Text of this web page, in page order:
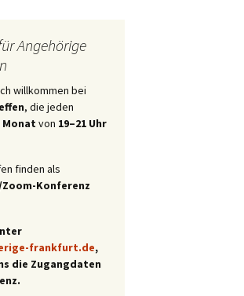
Angehörige
willkommen bei
, die jeden
von 19–21 Uhr
finden als
Konferenz
frankfurt.de,
die Zugangdaten